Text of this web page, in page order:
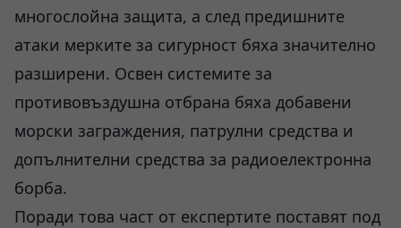
многослойна защита, а след предишните
атаки мерките за сигурност бяха значително
разширени. Освен системите за
противовъздушна отбрана бяха добавени
морски заграждения, патрулни средства и
допълнителни средства за радиоелектронна
борба.
Поради това част от експертите поставят под